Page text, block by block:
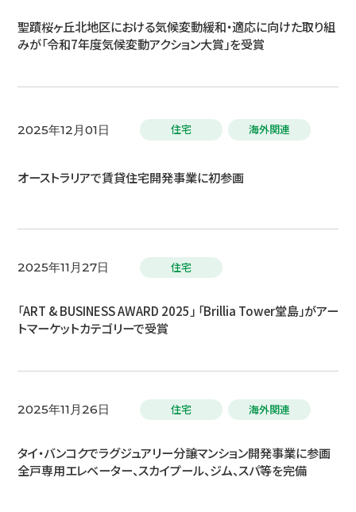
聖蹟桜ヶ丘北地区における気候変動緩和・適応に向けた取り組
みが「令和7年度気候変動アクション大賞」を受賞
2025年12月01日 住宅 海外関連
オーストラリアで賃貸住宅開発事業に初参画
2025年11月27日 住宅
「ART & BUSINESS AWARD 2025」 「Brillia Tower堂島」がアー
トマーケットカテゴリーで受賞
2025年11月26日 住宅 海外関連
タイ・バンコクでラグジュアリー分譲マンション開発事業に参画
全戸専用エレベーター、スカイプール、ジム、スパ等を完備